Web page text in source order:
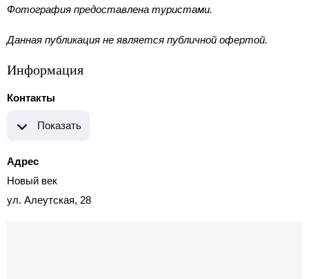
Фотография предоставлена туристами.
Данная публикация не является публичной офертой.
Информация
Контакты
Показать
Адрес
Новый век
ул. Алеутская, 28